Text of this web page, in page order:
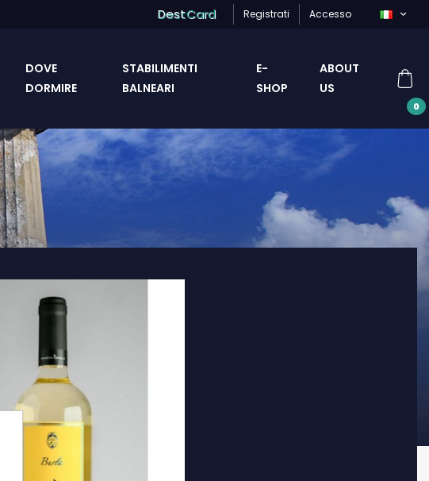
DestCard Registrati Accesso
DOVE
DORMIRE
STABILIMENTI
BALNEARI
E-
SHOP
ABOUT
US
0